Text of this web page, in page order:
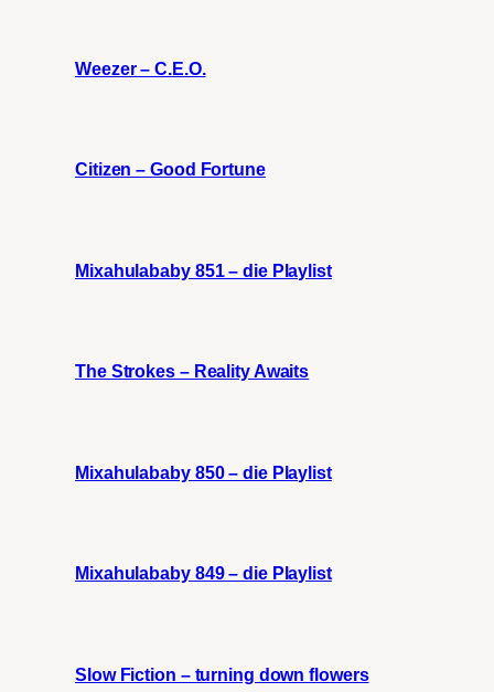
Weezer – C.E.O.
Citizen – Good Fortune
Mixahulababy 851 – die Playlist
The Strokes – Reality Awaits
Mixahulababy 850 – die Playlist
Mixahulababy 849 – die Playlist
Slow Fiction – turning down flowers